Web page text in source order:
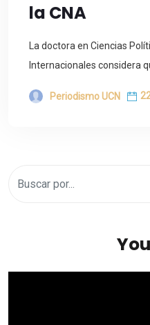
la CNA
La doctora en Ciencias
Internacionales considera
Periodismo UCN